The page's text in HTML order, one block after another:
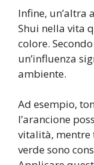
Infine, un’altra
Shui nella vita
colore.
un’influenza
ambiente.
Ad esempio,
l’arancione
vitalità, mentre
verde sono